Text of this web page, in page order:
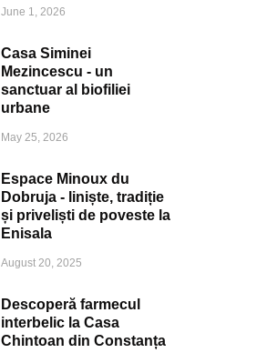
June 1, 2026
Casa Siminei
Mezincescu - un
sanctuar al biofiliei
urbane
May 25, 2026
Espace Minoux du
Dobruja - liniște, tradiție
și priveliști de poveste la
Enisala
August 20, 2025
Descoperă farmecul
interbelic la Casa
Chintoan din Constanța